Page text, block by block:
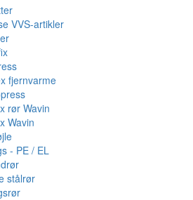
VVS-artikler
fjernvarme
rør Wavin
Wavin
- PE / EL
stålrør